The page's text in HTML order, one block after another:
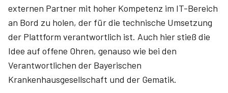
externen Partner mit hoher Kompetenz im IT-Bereich
an Bord zu holen, der für die technische Umsetzung
der Plattform verantwortlich ist. Auch hier stieß die
Idee auf offene Ohren, genauso wie bei den
Verantwortlichen der Bayerischen
Krankenhausgesellschaft und der Gematik.